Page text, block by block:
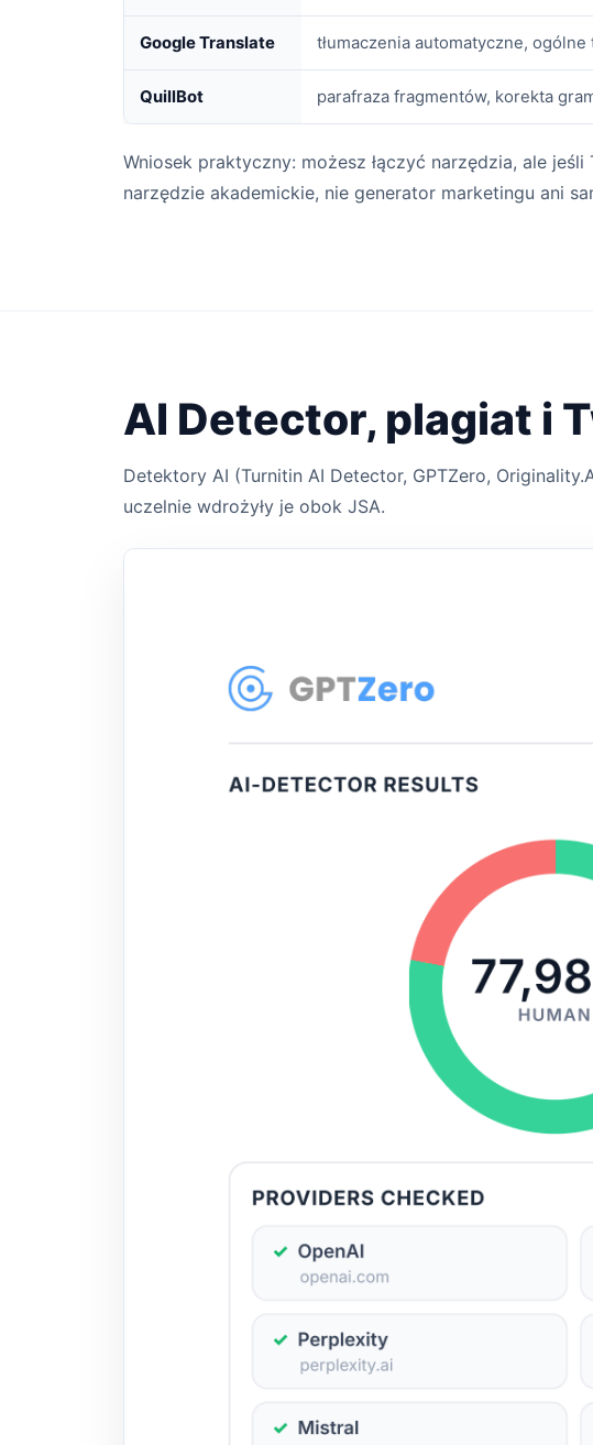
Google Translate tłumaczenia automatyczne, ogólne
QuillBot parafraza fragmentów, korekta
Wniosek praktyczny: możesz łączyć narzędzia, ale
narzędzie akademickie, nie generator marketingu ani
AI Detector, plagiat i
Detektory AI (Turnitin AI Detector, GPTZero,
uczelnie wdrożyły je obok JSA.